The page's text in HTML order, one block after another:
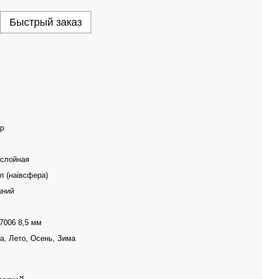
Быстрый заказ
(наівсфера)
8,5 мм
Лето, Осень, Зима